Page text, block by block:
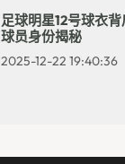
足球明星12号球衣
球员身份揭秘
2025-12-22 19:40:36